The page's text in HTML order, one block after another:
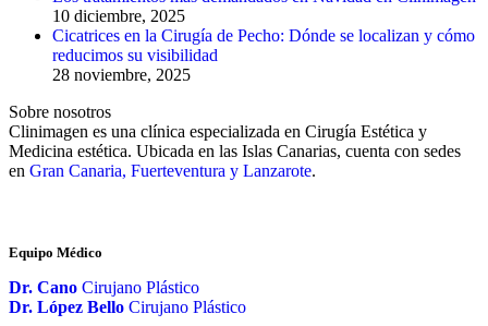
10 diciembre, 2025
Cicatrices en la Cirugía de Pecho: Dónde se localizan y cómo
reducimos su visibilidad
28 noviembre, 2025
Sobre nosotros
Clinimagen es una clínica especializada en Cirugía Estética y
Medicina estética. Ubicada en las Islas Canarias, cuenta con sedes
en Gran Canaria, Fuerteventura y Lanzarote.
Equipo Médico
Dr. Cano Cirujano Plástico
Dr. López Bello Cirujano Plástico